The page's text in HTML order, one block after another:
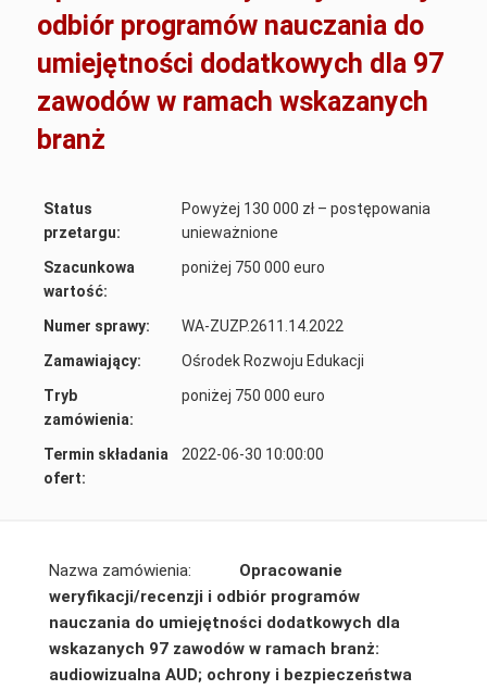
odbiór programów nauczania do
umiejętności dodatkowych dla 97
zawodów w ramach wskazanych
branż
Status
przetargu:
Powyżej 130 000 zł – postępowania
unieważnione
Szacunkowa
wartość:
poniżej 750 000 euro
Numer sprawy:
WA-ZUZP.2611.14.2022
Zamawiający:
Ośrodek Rozwoju Edukacji
Tryb
zamówienia:
poniżej 750 000 euro
Termin składania
ofert:
2022-06-30 10:00:00
Nazwa zamówienia: Opracowanie
weryfikacji/recenzji i odbiór programów
nauczania do umiejętności dodatkowych dla
wskazanych 97 zawodów w ramach branż:
audiowizualna AUD; ochrony i bezpieczeństwa